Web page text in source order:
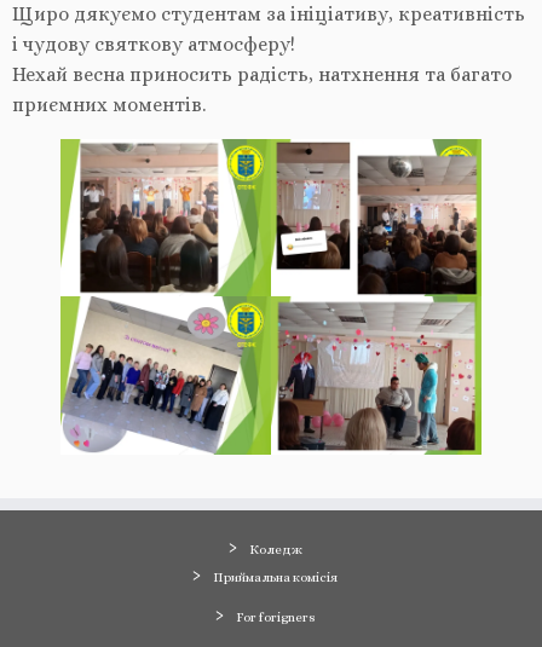
Щиро дякуємо студентам за ініціативу, креативність
і чудову святкову атмосферу!
Нехай весна приносить радість, натхнення та багато
приємних моментів.
Коледж
Приймальна комісія
For forigners